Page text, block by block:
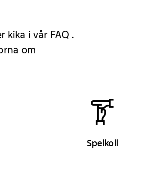
kika i vår FAQ .
om
Spelkoll